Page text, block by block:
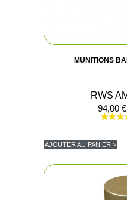
MUNITIONS
RWS
94,00 €
AJOUTER AU PANIER >